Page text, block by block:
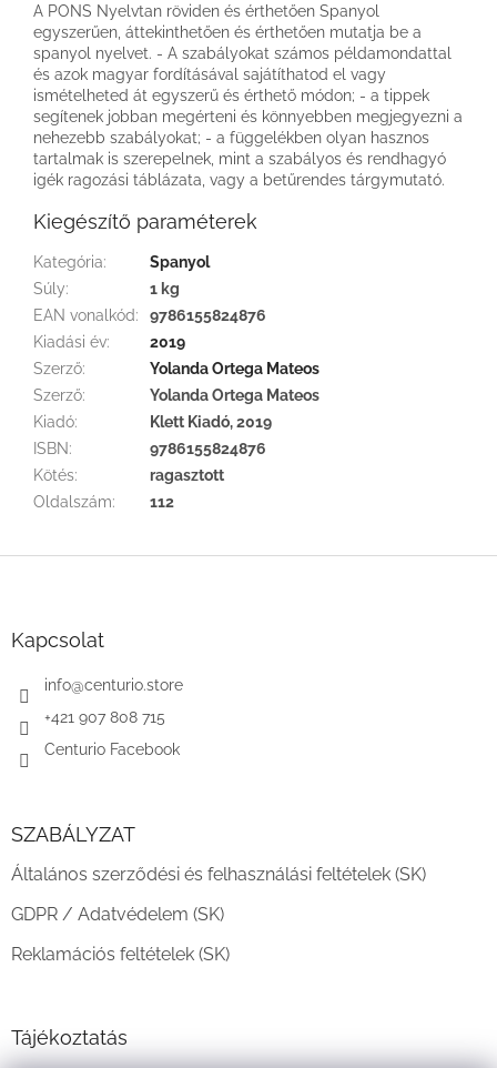
A PONS Nyelvtan röviden és érthetően Spanyol
egyszerűen, áttekinthetően és érthetően mutatja be a
spanyol nyelvet. - A szabályokat számos példamondattal
és azok magyar fordításával sajátíthatod el vagy
ismételheted át egyszerű és érthető módon; - a tippek
segítenek jobban megérteni és könnyebben megjegyezni a
nehezebb szabályokat; - a függelékben olyan hasznos
tartalmak is szerepelnek, mint a szabályos és rendhagyó
igék ragozási táblázata, vagy a betűrendes tárgymutató.
Kiegészítő paraméterek
Kategória:
Spanyol
Súly:
1 kg
EAN vonalkód:
9786155824876
Kiadási év:
2019
Szerző:
Yolanda Ortega Mateos
Szerző:
Yolanda Ortega Mateos
Kiadó:
Klett Kiadó, 2019
ISBN:
9786155824876
Kötés:
ragasztott
Oldalszám: 112
Kapcsolat
info@centurio.store
+421 907 808 715
Centurio Facebook
SZABÁLYZAT
Általános szerződési és felhasználási feltételek (SK)
GDPR / Adatvédelem (SK)
Reklamációs feltételek (SK)
Tájékoztatás